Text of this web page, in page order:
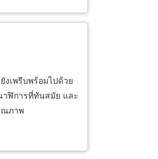
เพรีบพร้อมไปด้วย
าฬิการที่ทันสมัย และ
ณภาพ